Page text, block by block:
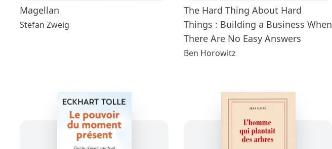
Magellan
Stefan Zweig
The Hard Thing About Hard
Things : Building a Business When
There Are No Easy Answers
Ben Horowitz